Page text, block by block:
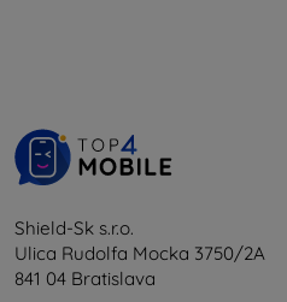
Shield-Sk s.r.o.
Ulica Rudolfa Mocka 3750/2A
841 04 Bratislava